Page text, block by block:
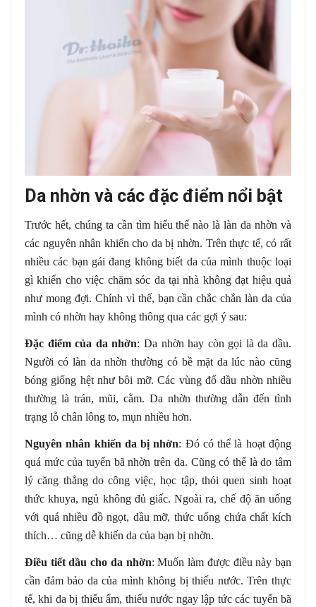
Da nhờn và các đặc điểm nổi bật
Trước hết, chúng ta cần tìm hiểu thế nào là làn da nhờn và
các nguyên nhân khiến cho da bị nhờn. Trên thực tế, có rất
nhiều các bạn gái đang không biết da của mình thuộc loại
gì khiến cho việc chăm sóc da tại nhà không đạt hiệu quả
như mong đợi. Chính vì thế, bạn cần chắc chắn làn da của
mình có nhờn hay không thông qua các gợi ý sau:
Đặc điểm của da nhờn: Da nhờn hay còn gọi là da dầu.
Người có làn da nhờn thường có bề mặt da lúc nào cũng
bóng giống hệt như bôi mỡ. Các vùng đổ dầu nhờn nhiều
thường là trán, mũi, cằm. Da nhờn thường dẫn đến tình
trạng lỗ chân lông to, mụn nhiều hơn.
Nguyên nhân khiến da bị nhờn: Đó có thể là hoạt động
quá mức của tuyến bã nhờn trên da. Cũng có thể là do tâm
lý căng thẳng do công việc, học tập, thói quen sinh hoạt
thức khuya, ngủ không đủ giấc. Ngoài ra, chế độ ăn uống
với quá nhiều đồ ngọt, dầu mỡ, thức uống chứa chất kích
thích… cũng dễ khiến da của bạn bị nhờn.
Điều tiết dầu cho da nhờn: Muốn làm được điều này bạn
cần đảm bảo da của mình không bị thiếu nước. Trên thực
tế, khi da bị thiếu ẩm, thiếu nước ngay lập tức các tuyến bã